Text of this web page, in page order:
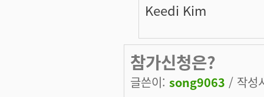
Keedi Kim
참가신청은?
글쓴이: song9063 / 작성